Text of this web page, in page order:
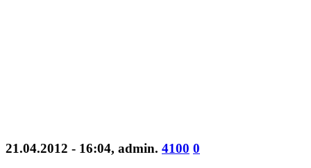
21.04.2012 - 16:04, admin. 4100 0